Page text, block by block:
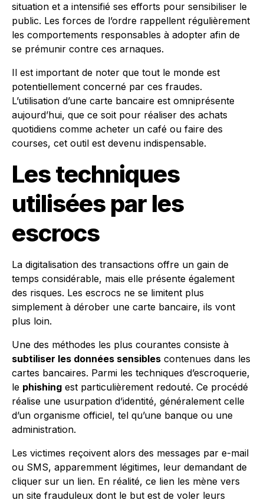
situation et a intensifié ses efforts pour sensibiliser le
public. Les forces de l’ordre rappellent régulièrement
les comportements responsables à adopter afin de
se prémunir contre ces arnaques.
Il est important de noter que tout le monde est
potentiellement concerné par ces fraudes.
L’utilisation d’une carte bancaire est omniprésente
aujourd’hui, que ce soit pour réaliser des achats
quotidiens comme acheter un café ou faire des
courses, cet outil est devenu indispensable.
Les techniques
utilisées par les
escrocs
La digitalisation des transactions offre un gain de
temps considérable, mais elle présente également
des risques. Les escrocs ne se limitent plus
simplement à dérober une carte bancaire, ils vont
plus loin.
Une des méthodes les plus courantes consiste à
subtiliser les données sensibles contenues dans les
cartes bancaires. Parmi les techniques d’escroquerie,
le phishing est particulièrement redouté. Ce procédé
réalise une usurpation d’identité, généralement celle
d’un organisme officiel, tel qu’une banque ou une
administration.
Les victimes reçoivent alors des messages par e-mail
ou SMS, apparemment légitimes, leur demandant de
cliquer sur un lien. En réalité, ce lien les mène vers
un site frauduleux dont le but est de voler leurs